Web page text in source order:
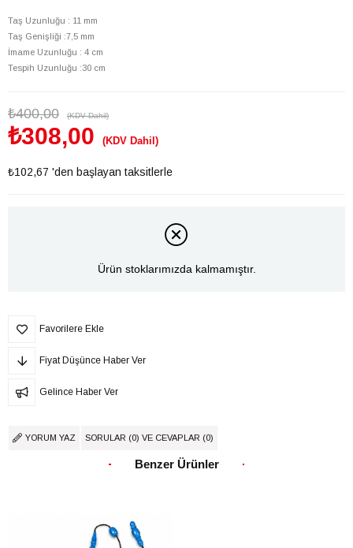
Taş Uzunluğu : 11 mm
Taş Genişliği :7,5 mm
İmame Uzunluğu : 4 cm
Tespih Uzunluğu :30 cm
₺400,00 (KDV Dahil)
₺308,00 (KDV Dahil)
₺102,67 'den başlayan taksitlerle
Ürün stoklarımızda kalmamıştır.
Favorilere Ekle
Fiyat Düşünce Haber Ver
Gelince Haber Ver
YORUM YAZ SORULAR (0) VE CEVAPLAR (0)
Benzer Ürünler